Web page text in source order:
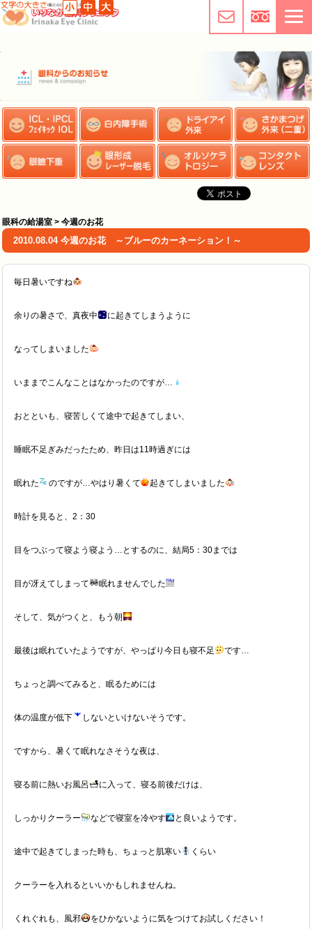
眼科の給湯室 > 今週のお花
2010.08.04 今週のお花 ～ブルーのカーネーション！～
毎日暑いですね
余りの暑さで、真夜中 に起きてしまうように
なってしまいました
いままでこんなことはなかったのですが…
おとといも、寝苦しくて途中で起きてしまい、
睡眠不足ぎみだったため、昨日は11時過ぎには
眠れた のですが…やはり暑くて 起きてしまいました
時計を見ると、2：30
目をつぶって寝よう寝よう…とするのに、結局5：30までは
目が冴えてしまって 眠れませんでした
そして、気がつくと、もう朝
最後は眠れていたようですが、やっぱり今日も寝不足 です…
ちょっと調べてみると、眠るためには
体の温度が低下 しないといけないそうです。
ですから、暑くて眠れなさそうな夜は、
寝る前に熱いお風呂 に入って、寝る前後だけは、
しっかりクーラー などで寝室を冷やす と良いようです。
途中で起きてしまった時も、ちょっと肌寒い くらい
クーラーを入れるといいかもしれませんね。
くれぐれも、風邪 をひかないように気をつけてお試しください！